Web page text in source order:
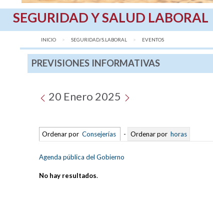
SEGURIDAD Y SALUD LABORAL
INICIO SEGURIDAD/S.LABORAL AQUÍ:
EVENTOS
PREVISIONES INFORMATIVAS
20 Enero 2025
Ordenar por Consejerías - Ordenar por horas
Agenda pública del Gobierno
No hay resultados.